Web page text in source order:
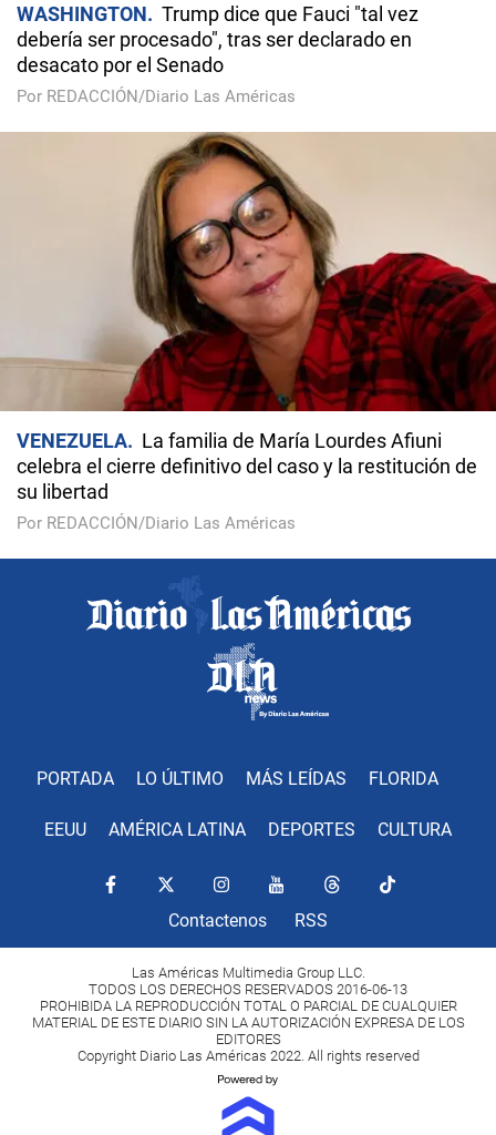
WASHINGTON
Trump dice que Fauci "tal vez
debería ser procesado", tras ser declarado en
desacato por el Senado
Por REDACCIÓN/Diario Las Américas
VENEZUELA
La familia de María Lourdes Afiuni
celebra el cierre definitivo del caso y la restitución de
su libertad
Por REDACCIÓN/Diario Las Américas
PORTADA LO ÚLTIMO MÁS LEÍDAS FLORIDA
EEUU AMÉRICA LATINA DEPORTES CULTURA
Contactenos RSS
Las Américas Multimedia Group LLC.
TODOS LOS DERECHOS RESERVADOS 2016-06-13
PROHIBIDA LA REPRODUCCIÓN TOTAL O PARCIAL DE CUALQUIER
MATERIAL DE ESTE DIARIO SIN LA AUTORIZACIÓN EXPRESA DE LOS
EDITORES
Copyright Diario Las Américas 2022. All rights reserved